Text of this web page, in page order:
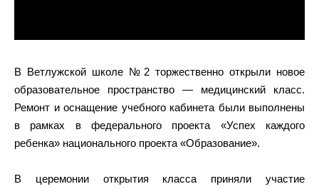
В Ветлужской школе №2 торжественно открыли новое
образовательное пространство — медицинский класс.
Ремонт и оснащение учебного кабинета были выполнены
в рамках в федерального проекта «Успех каждого
ребенка» национального проекта «Образование».
В церемонии открытия класса приняли участие